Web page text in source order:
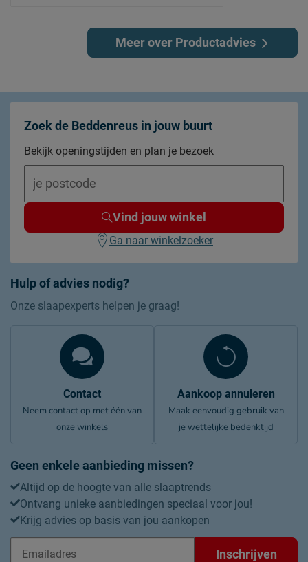
wanneer moet je hem vervangen? Ik
help je op weg.
Meer over Productadvies
Hulp of advies nodig?
Onze slaapexperts helpen je graag!
Contact
Neem contact op met één van
onze winkels
Aankoop annuleren
Maak eenvoudig gebruik van
je wettelijke bedenktijd
Geen enkele aanbieding missen?
Altijd op de hoogte van alle slaaptrends
Ontvang unieke aanbiedingen speciaal voor jou!
Krijg advies op basis van jou aankopen
Inschrijven
Zoek de Beddenreus in jouw buurt
Bekijk openingstijden en plan je bezoek
Vind jouw winkel
Ga naar winkelzoeker